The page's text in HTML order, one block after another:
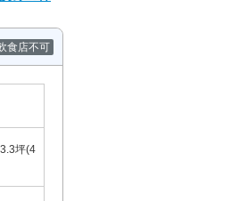
食店不可
坪(4